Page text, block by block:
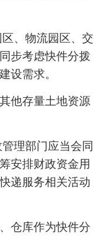
、物流园区、交
步考虑快件分拨
设需求。
他存量土地资源
理部门应当会同
安排财政资金用
递服务相关活动
仓库作为快件分